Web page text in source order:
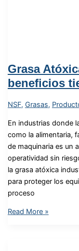
Grasa
beneficios
NSF, Grasas,
En industrias donde
como la alimentaria,
de maquinaria es un
operatividad sin
la grasa atóxica
para proteger los
proceso
Read More »